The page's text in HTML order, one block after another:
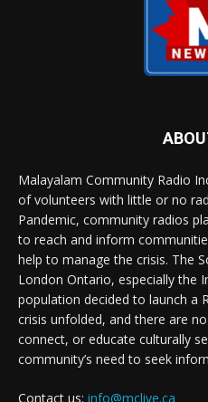
Malayalam Community Radio
of volunteers with little or no
Pandemic, community radios
to reach and inform
help to manage the crisis. The
London Ontario, especially the
population decided to launch a
crisis unfolded, and there are
connect, or educate culturally
community’s need to seek
Contact us: info@mclive.ca